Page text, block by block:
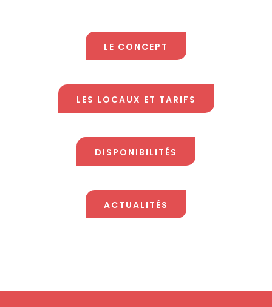
LE CONCEPT
LES LOCAUX ET TARIFS
DISPONIBILITÉS
ACTUALITÉS